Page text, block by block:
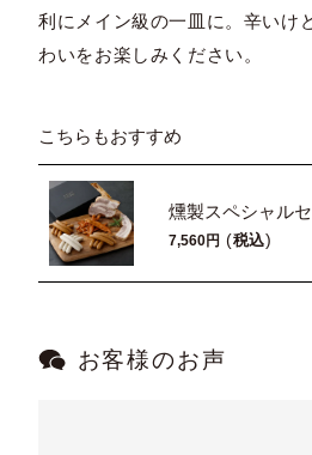
利にメイン級の一皿に。辛いけ
わいをお楽しみください。
こちらもおすすめ
燻製スペシャル
7,560 税込
お客様のお声